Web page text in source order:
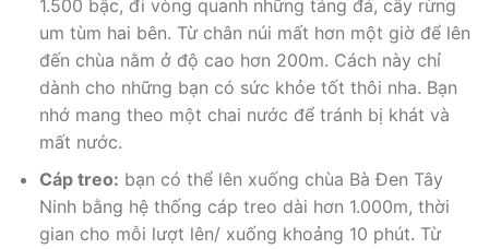
1.500 bậc, đi vòng quanh những tảng đá, cây rừng
um tùm hai bên. Từ chân núi mất hơn một giờ để lên
đến chùa nằm ở độ cao hơn 200m. Cách này chỉ
dành cho những bạn có sức khỏe tốt thôi nha. Bạn
nhớ mang theo một chai nước để tránh bị khát và
mất nước.
Cáp treo: bạn có thể lên xuống chùa Bà Đen Tây
Ninh bằng hệ thống cáp treo dài hơn 1.000m, thời
gian cho mỗi lượt lên/ xuống khoảng 10 phút. Từ